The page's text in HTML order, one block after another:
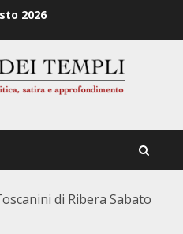
2026
di Ribera Sabato